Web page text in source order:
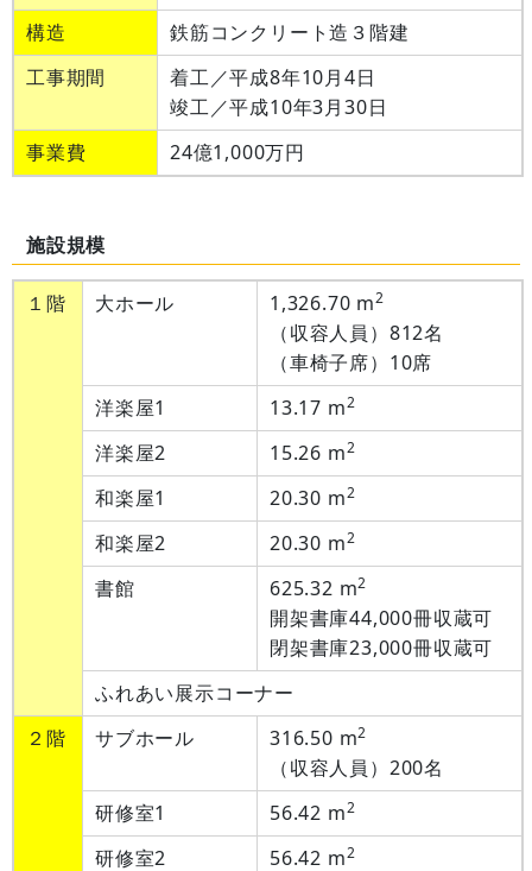
構造
鉄筋コンクリート造３階建
工事期間
着工／平成8年10月4日
竣工／平成10年3月30日
事業費
24億1,000万円
施設規模
１階 大ホール 1,326.70 m2
（収容人員）812名
（車椅子席）10席
洋楽屋1
13.17 m2
洋楽屋2 15.26 m2
和楽屋1 20.30 m2
和楽屋2 20.30 m2
書館 625.32 m2
開架書庫44,000冊収蔵可
閉架書庫23,000冊収蔵可
ふれあい展示コーナー
２階
サブホール 316.50 m2
（収容人員）200名
研修室1
56.42 m2
研修室2 56.42 m2